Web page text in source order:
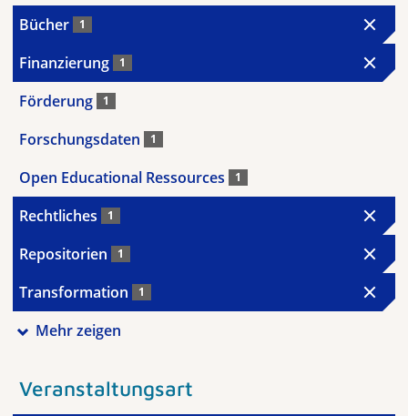
Bücher 1
Finanzierung 1
Förderung 1
Forschungsdaten 1
Open Educational Ressources 1
Rechtliches 1
Repositorien 1
Transformation 1
Mehr zeigen
Veranstaltungsart